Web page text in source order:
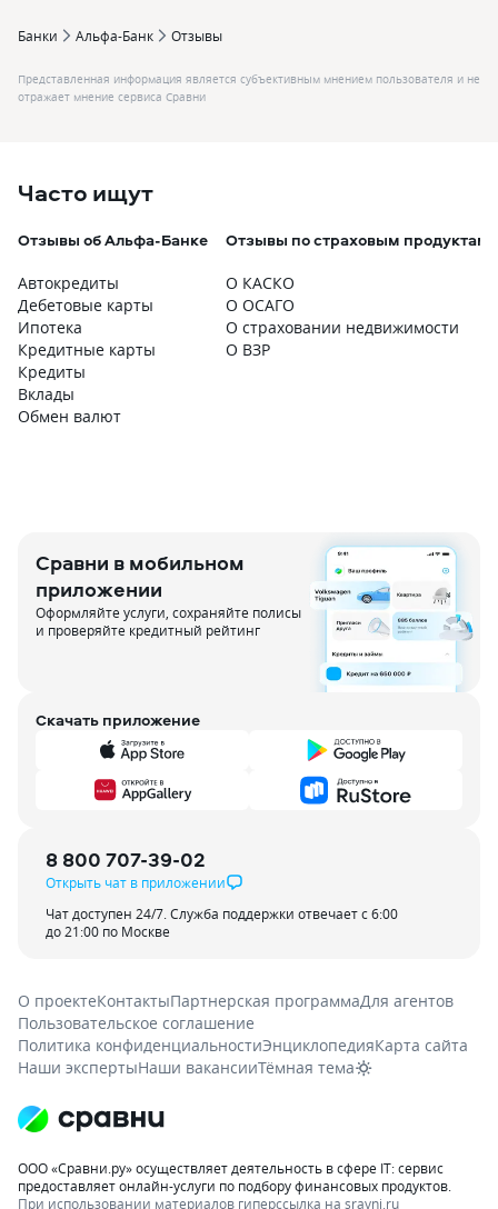
Банки Альфа-Банк Отзывы
Представленная информация является субъективным мнением пользователя и не
отражает мнение сервиса Сравни
Часто ищут
Отзывы об Альфа-Банке
Автокредиты
Дебетовые карты
Ипотека
Кредитные карты
Кредиты
Вклады
Обмен валют
Отзывы по страховым продуктам
О КАСКО
О ОСАГО
О страховании недвижимости
О ВЗР
Сравни в мобильном
приложении
Оформляйте услуги, сохраняйте полисы
и проверяйте кредитный рейтинг
Скачать приложение
8 800 707-39-02
Открыть чат в приложении
Чат доступен 24/7. Служба поддержки отвечает с 6:00
до 21:00 по Москве
О проектеКонтактыПартнерская программаДля агентов
Пользовательское соглашение
Политика конфиденциальностиЭнциклопедияКарта сайта
Наши экспертыНаши вакансииТёмная тема
ООО «Сравни.ру» осуществляет деятельность в сфере IT: сервис
предоставляет онлайн-услуги по подбору финансовых продуктов.
При использовании материалов гиперссылка на sravni.ru